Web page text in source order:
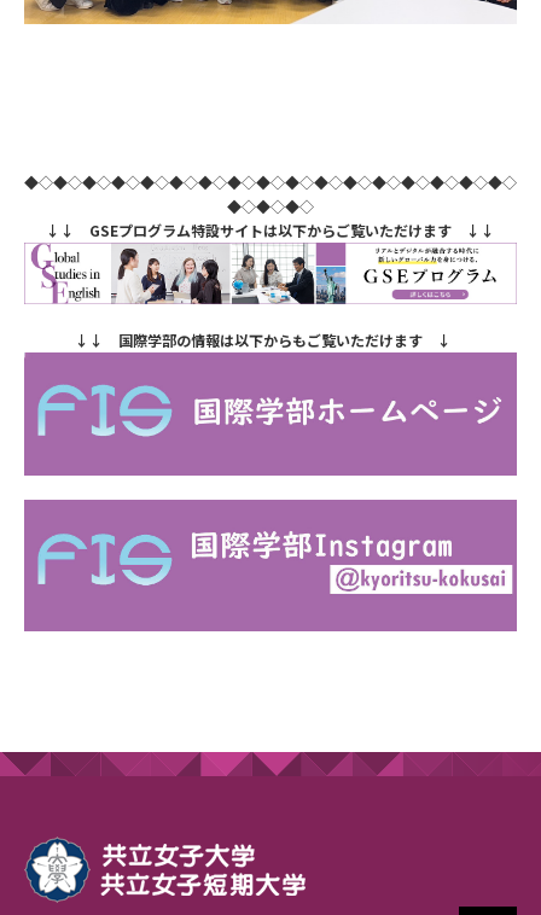
◆◇◆◇◆◇◆◇◆◇◆◇◆◇◆◇◆◇◆◇◆◇◆◇◆◇◆◇◆◇◆◇◆◇
◆◇◆◇◆◇
↓↓ GSEプログラム特設サイトは以下からご覧いただけます ↓↓
↓↓ 国際学部の情報は以下からもご覧いただけます ↓